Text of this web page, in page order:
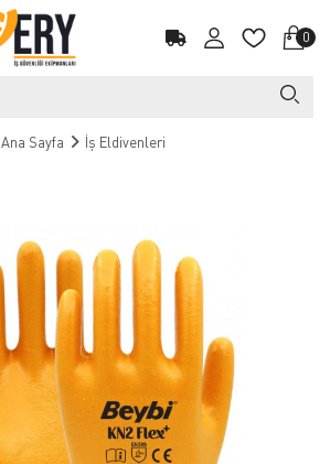
0
Ana Sayfa İş Eldivenleri